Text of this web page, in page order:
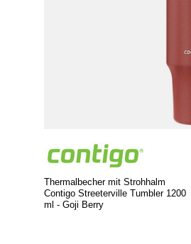
Thermalbecher mit Strohhalm
Contigo Streeterville Tumbler 1200
ml - Goji Berry